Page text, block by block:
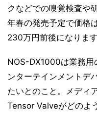
クなどでの嗅覚検査や
年春の発売予定で価格
230万円前後になります
NOS-DX1000は業務用
ンターテインメントデ
たいとのこと。メディ
Tensor Valveがどのよ